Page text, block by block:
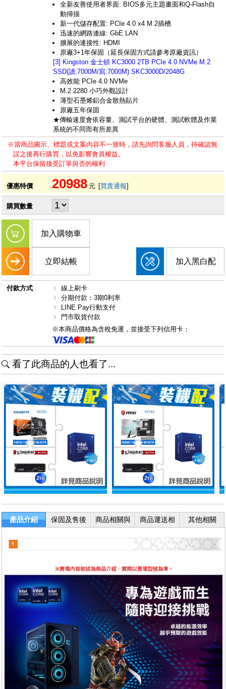
全新友善使用者界面: BIOS多元主題畫面和Q-Flash自
動掃描
新一代儲存配置: PCIe 4.0 x4 M.2插槽
迅速的網路連線: GbE LAN
擴展的連接性: HDMI
原廠3+1年保固（延長保固方式請參考原廠資訊）
[3] Kingston 金士頓 KC3000 2TB PCIe 4.0 NVMe M.2
SSD(讀:7000M/寫:7000M) SKC3000D/2048G
高效能 PCIe 4.0 NVMe
M.2 2280 小巧外觀設計
薄型石墨烯鋁合金散熱貼片
原廠五年保固
★傳輸速度會依容量、測試平台的硬體、測試軟體及作業
系統的不同而有所差異
※當商品圖示、標題或文案內容不一致時，請先詢問客服人員，待確認無
誤之後再行購買，以免影響會員權益。
本平台保留接受訂單與否的權利
優惠特價 20988 元 [買貴通報]
購買數量
加入購物車
立即結帳 加入黑白配
付款方式
線上刷卡
分期付款：3期0利率
LINE Pay行動支付
門市取貨付款
※本商品價格為含稅免運，並接受下列信用卡：
看了此商品的人也看了...
產品介紹
保固及售後
商品相關與
商品運送相
其他相關